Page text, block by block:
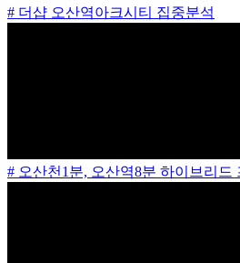
# 더샵 오산역아크시티 집중분석
# 오산천1분, 오산역8분 하이브리드